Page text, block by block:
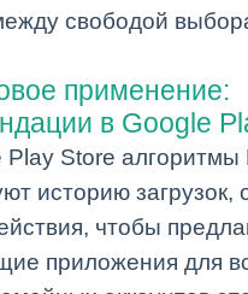
свободой
применение:
в Google
Play Store алгоритмы
историю загрузок,
чтобы
приложения для